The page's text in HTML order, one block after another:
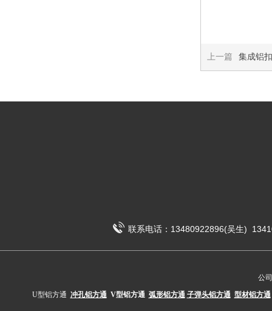
上一篇 集成铝
联系电话：13480922896(吴生)
公
U型铝方通 冲孔铝方通 V型铝方通 弧形铝方通 子弹头铝方通 型材铝方通